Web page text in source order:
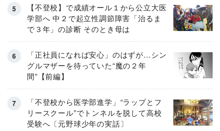
【不登校】で成績オール１から公立大医
学部へ 中２で起立性調節障害「治るま
で３年」の診断 そのとき母は
「正社員になれば安心」のはずが…シン
グルマザーを待っていた“魔の２年
間”【前編】
「不登校から医学部進学」“ラップとフ
リースクール”でトンネルを脱して高校
受験へ〔元野球少年の実話〕